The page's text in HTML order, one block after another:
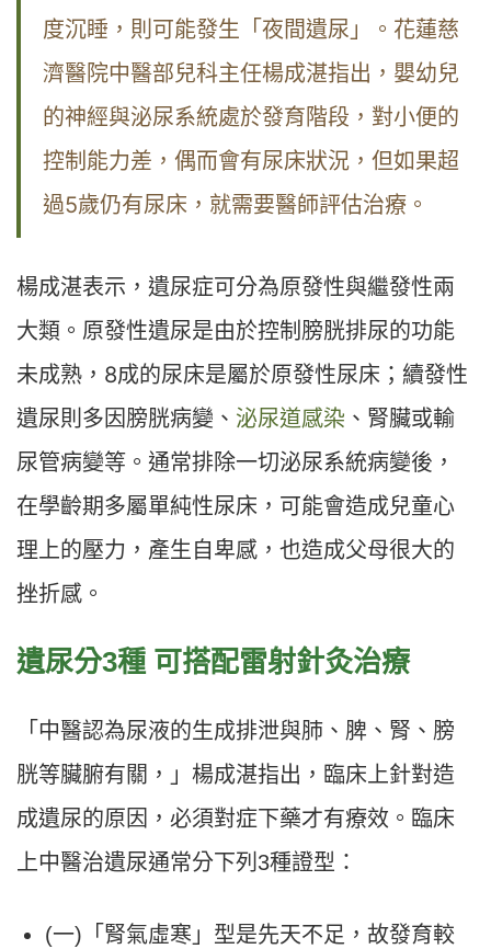
度沉睡，則可能發生「夜間遺尿」。 花蓮慈
濟醫院中醫部兒科主任楊成湛指出， 嬰幼兒
的神經與泌尿系統處於發育階段，對小便的
控制能力差，偶而會有尿床狀況，但如果超
過5歲仍有尿床，就需要醫師評估治療。
楊成湛表示，遺尿症可分為原發性與繼發性兩
大類。 原發性遺尿是由於控制膀胱排尿的功能
未成熟，8成的尿床是屬於原發性尿床；續發性
遺尿則多因膀胱病變、 泌尿道感染 、腎臟或輸
尿管病變等。通常排除一切泌尿系統病變後，
在學齡期多屬單純性尿床，可能會造成兒童心
理上的壓力，產生自卑感，也造成父母很大的
挫折感。
遺尿分3種 可搭配雷射針灸治療
「中醫認為尿液的生成排泄與肺、脾、腎、膀
胱等臟腑有關，」 楊成湛指出， 臨床上針對造
成遺尿的原因，必須對症下藥才有療效。 臨床
上中醫治遺尿通常分下列3種證型：
(一)「腎氣虛寒」型是先天不足，故發育較